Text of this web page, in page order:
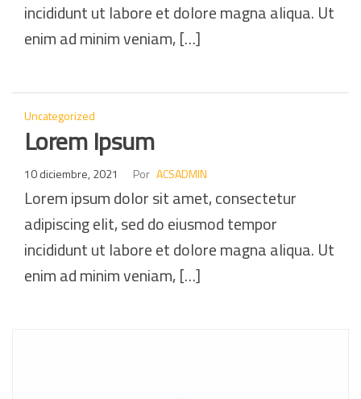
incididunt ut labore et dolore magna aliqua. Ut
enim ad minim veniam, […]
Uncategorized
Lorem Ipsum
10 diciembre, 2021 Por ACSADMIN
Lorem ipsum dolor sit amet, consectetur
adipiscing elit, sed do eiusmod tempor
incididunt ut labore et dolore magna aliqua. Ut
enim ad minim veniam, […]